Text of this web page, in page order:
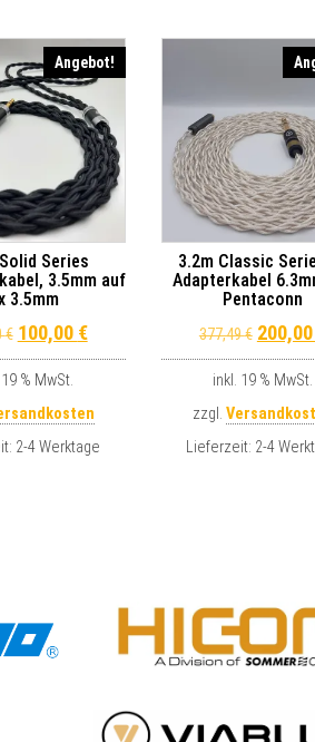
€.
Angebot!
Series
3.5mm auf
3.5mm
€ Original price was: 126,00 €.
100,00 €Current price is: 100,00 €.
% MwSt.
2-4 Werktage
3.2m Classic
Adapterkabel
Pentaconn
377,49€
inkl. 19 % MwSt.
zzgl.
Lieferzeit: 2-4